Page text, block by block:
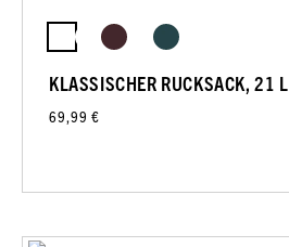
KLASSISCHER RUCKSACK, 21 L
69,99 €